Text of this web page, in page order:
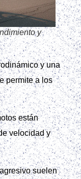
y
y una
permite a los
están
velocidad y
suelen